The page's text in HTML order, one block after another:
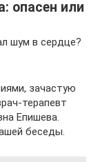
опасен или
шум в сердце?
зачастую
терапевт
Епишева.
беседы.